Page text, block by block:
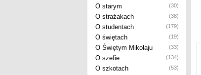
O starym (30)
O strażakach (38)
O studentach (179)
O świętach (19)
O Świętym Mikołaju (33)
O szefie (134)
O szkotach (53)